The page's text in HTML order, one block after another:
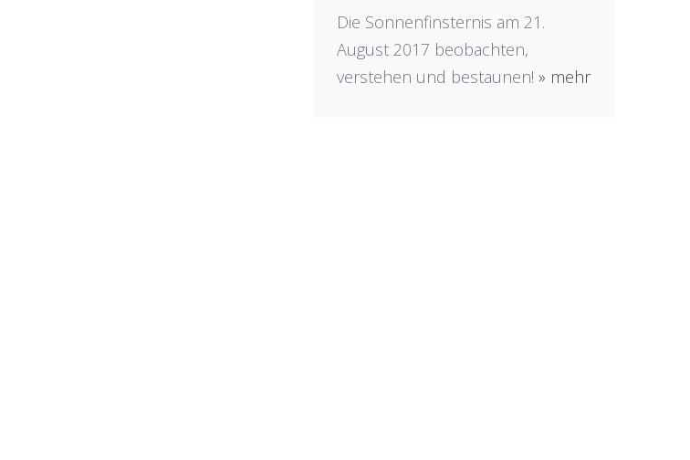
Die Sonnenfinsternis am 21.
August 2017 beobachten,
verstehen und bestaunen! » mehr